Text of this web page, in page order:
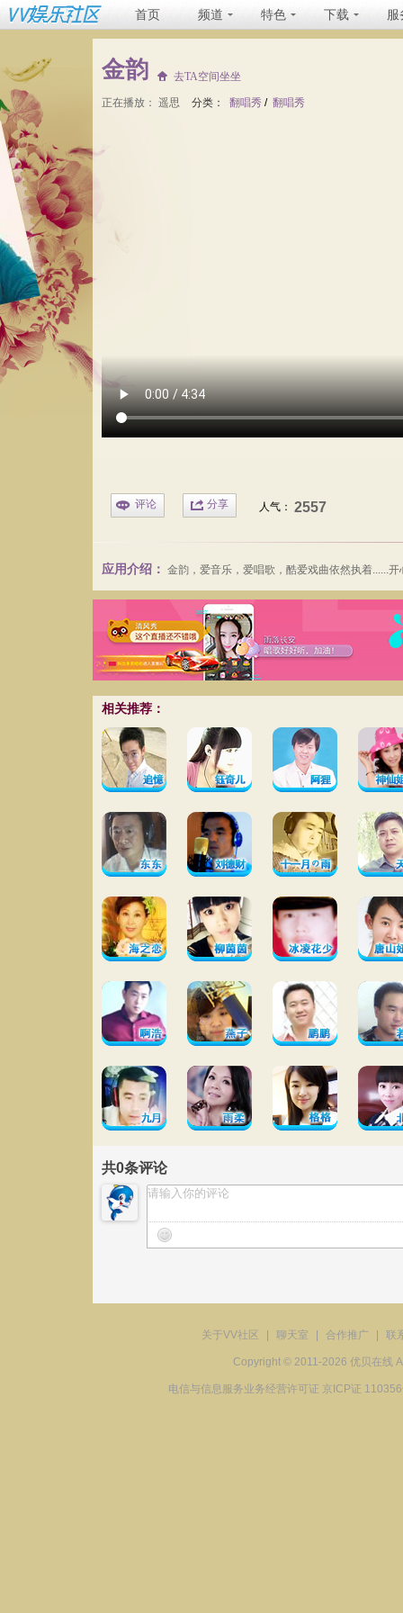
首页 频道 特色 下载 服
金韵 去TA空间坐坐
正在播放： 遥思 分类： 翻唱秀 / 翻唱秀
评论 分享 人气： 2557
应用介绍： 金韵 ，爱音乐，爱唱歌，酷爱戏曲依然执着......
相关推荐：
共0条评论
关于VV社区 聊天室 合作推广 联
Copyright © 2011-2026 优贝在线
电信与信息服务业务经营许可证 京ICP证